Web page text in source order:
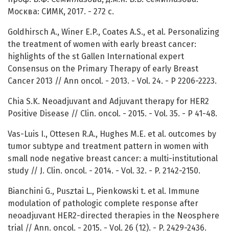
Москва: СИМК, 2017. - 272 с.
Goldhirsch A., Winer E.P., Coates A.S., et al. Personalizing
the treatment of women with early breast cancer:
highlights of the st Gallen International expert
Consensus on the Primary Therapy of early Breast
Cancer 2013 // Ann oncol. - 2013. - Vol. 24. - P 2206-2223.
Chia S.K. Neoadjuvant and Adjuvant therapy for HER2
Positive Disease // Clin. oncol. - 2015. - Vol. 35. - P 41-48.
Vas-Luis I., Ottesen R.A., Hughes M.E. et al. outcomes by
tumor subtype and treatment pattern in women with
small node negative breast cancer: a multi-institutional
study // J. Clin. oncol. - 2014. - Vol. 32. - P. 2142-2150.
Bianchini G., Pusztai L., Pienkowski t. et al. Immune
modulation of pathologic complete response after
neoadjuvant HER2-directed therapies in the Neosphere
trial // Ann. oncol. - 2015. - Vol. 26 (12). - P. 2429-2436.